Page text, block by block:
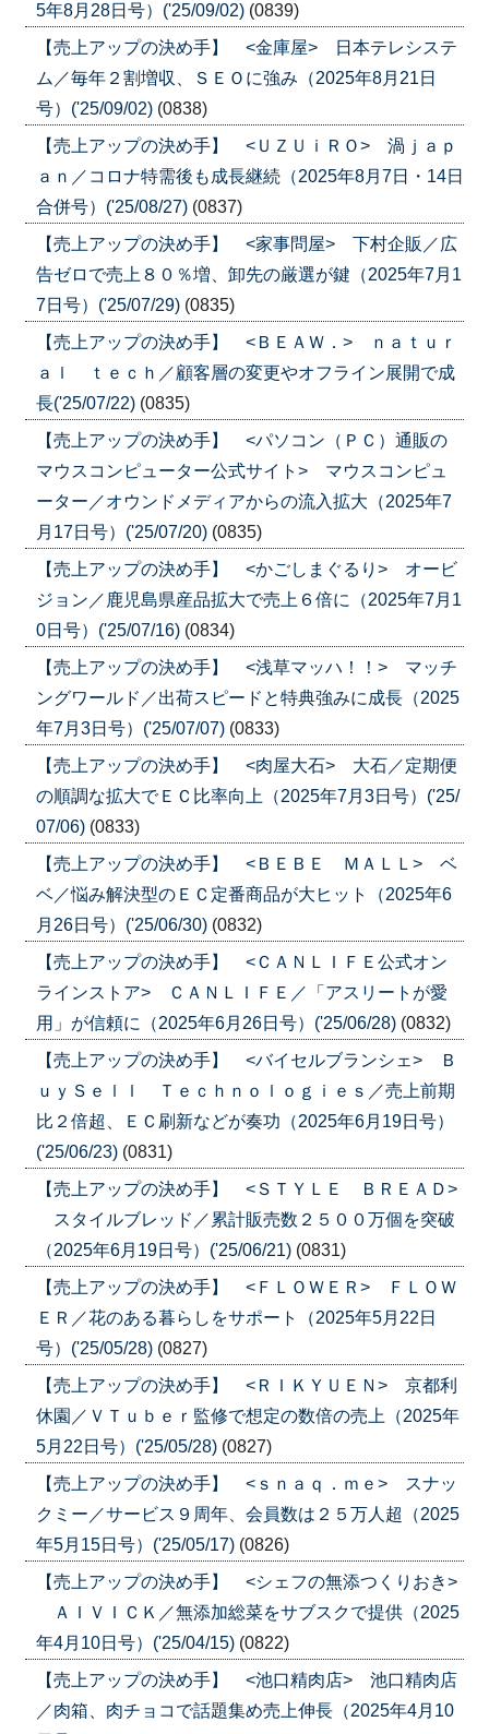
5年8月28日号）('25/09/02) (0839)
【売上アップの決め手】 <金庫屋> 日本テレシステ
ム／毎年２割増収、ＳＥＯに強み（2025年8月21日
号）('25/09/02) (0838)
【売上アップの決め手】 <ＵＺＵｉＲＯ> 渦ｊａｐ
ａｎ／コロナ特需後も成長継続（2025年8月7日・14日
合併号）('25/08/27) (0837)
【売上アップの決め手】 <家事問屋> 下村企販／広
告ゼロで売上８０％増、卸先の厳選が鍵（2025年7月1
7日号）('25/07/29) (0835)
【売上アップの決め手】 <ＢＥＡＷ．> ｎａｔｕｒ
ａｌ ｔｅｃｈ／顧客層の変更やオフライン展開で成
長('25/07/22) (0835)
【売上アップの決め手】 <パソコン（ＰＣ）通販の
マウスコンピューター公式サイト> マウスコンピュ
ーター／オウンドメディアからの流入拡大（2025年7
月17日号）('25/07/20) (0835)
【売上アップの決め手】 <かごしまぐるり> オービ
ジョン／鹿児島県産品拡大で売上６倍に（2025年7月1
0日号）('25/07/16) (0834)
【売上アップの決め手】 <浅草マッハ！！> マッチ
ングワールド／出荷スピードと特典強みに成長（2025
年7月3日号）('25/07/07) (0833)
【売上アップの決め手】 <肉屋大石> 大石／定期便
の順調な拡大でＥＣ比率向上（2025年7月3日号）('25/
07/06) (0833)
【売上アップの決め手】 <ＢＥＢＥ ＭＡＬＬ> ベ
ベ／悩み解決型のＥＣ定番商品が大ヒット（2025年6
月26日号）('25/06/30) (0832)
【売上アップの決め手】 <ＣＡＮＬＩＦＥ公式オン
ラインストア> ＣＡＮＬＩＦＥ／「アスリートが愛
用」が信頼に（2025年6月26日号）('25/06/28) (0832)
【売上アップの決め手】 <バイセルブランシェ> Ｂ
ｕｙＳｅｌｌ Ｔｅｃｈｎｏｌｏｇｉｅｓ／売上前期
比２倍超、ＥＣ刷新などが奏功（2025年6月19日号）
('25/06/23) (0831)
【売上アップの決め手】 <ＳＴＹＬＥ ＢＲＥＡＤ>
スタイルブレッド／累計販売数２５００万個を突破
（2025年6月19日号）('25/06/21) (0831)
【売上アップの決め手】 <ＦＬＯＷＥＲ> ＦＬＯＷ
ＥＲ／花のある暮らしをサポート（2025年5月22日
号）('25/05/28) (0827)
【売上アップの決め手】 <ＲＩＫＹＵＥＮ> 京都利
休園／ＶＴｕｂｅｒ監修で想定の数倍の売上（2025年
5月22日号）('25/05/28) (0827)
【売上アップの決め手】 <ｓｎａｑ．ｍｅ> スナッ
クミー／サービス９周年、会員数は２５万人超（2025
年5月15日号）('25/05/17) (0826)
【売上アップの決め手】 <シェフの無添つくりおき>
ＡＩＶＩＣＫ／無添加総菜をサブスクで提供（2025
年4月10日号）('25/04/15) (0822)
【売上アップの決め手】 <池口精肉店> 池口精肉店
／肉箱、肉チョコで話題集め売上伸長（2025年4月10